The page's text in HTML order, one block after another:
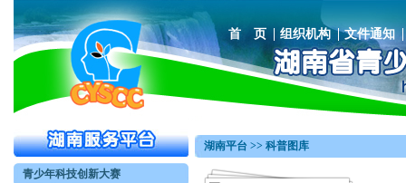
首 页 组织机构 文件通知
青少年科技创新大赛
湖南平台 >> 科普图库